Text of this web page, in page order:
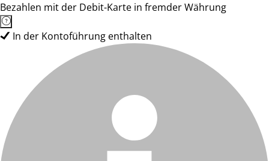
Bezahlen mit der Debit-Karte in fremder Währung
In der Kontoführung enthalten